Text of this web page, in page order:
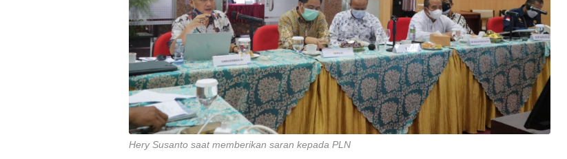
Hery Susanto saat memberikan saran kepada PLN